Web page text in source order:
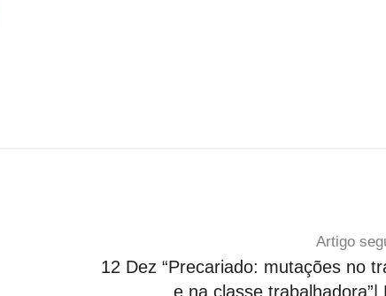
Artigo
12 Dez “Precariado: mutações no
e na classe trabalhadora”|